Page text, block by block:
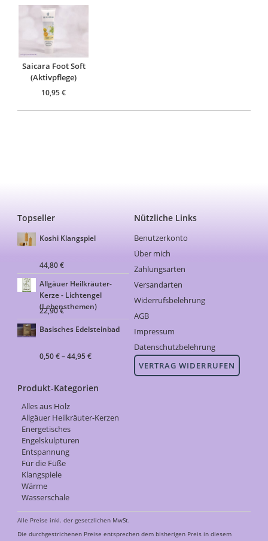
Saicara Foot Soft
(Aktivpflege)
10,95€
Topseller
Koshi Klangspiel
44,80€
Allgäuer Heilkräuter-
Kerze - Lichtengel
(Lebensthemen)
22,90€
Basisches Edelsteinbad
0,50€–44,95€
Nützliche Links
Benutzerkonto
Über mich
Zahlungsarten
Versandarten
Widerrufsbelehrung
AGB
Impressum
Datenschutzbelehrung
VERTRAG WIDERRUFEN
Produkt-Kategorien
Alles aus Holz
Allgäuer Heilkräuter-Kerzen
Energetisches
Engelskulpturen
Entspannung
Für die Füße
Klangspiele
Wärme
Wasserschale
Alle Preise inkl. der gesetzlichen MwSt.
Die durchgestrichenen Preise entsprechen dem bisherigen Preis in diesem